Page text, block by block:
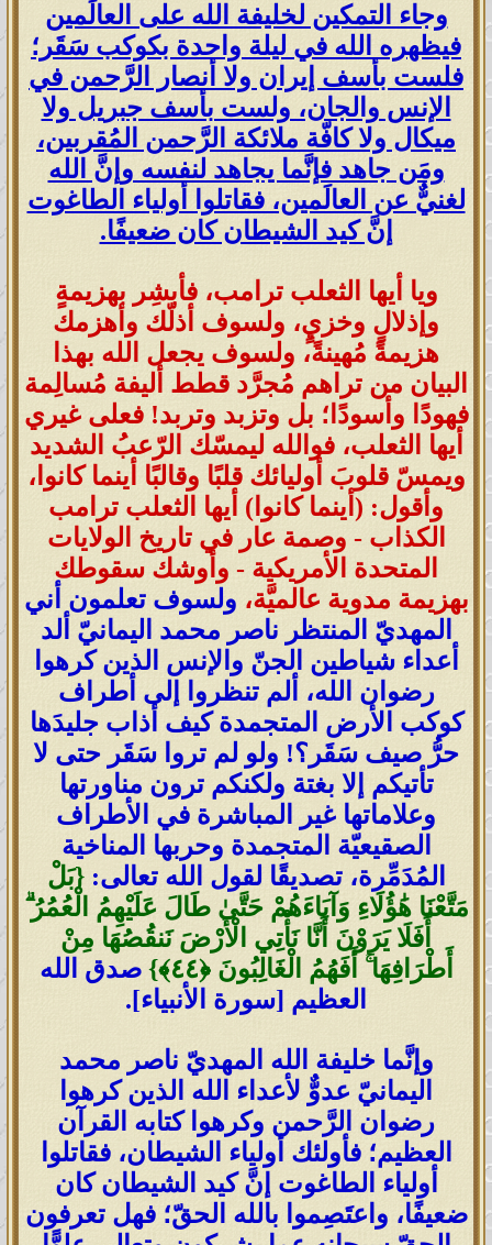
وجاء التمكين لخليفة الله على العالَمين
فيظهره الله في ليلة واحدة بكوكب سَقَر؛
فلست بأسف إيران ولا أنصار الرَّحمن في
الإنس والجان، ولست بأسف جبريل ولا
ميكال ولا كافّة ملائكة الرَّحمن المُقربين،
ومَن جاهد فإنَّما يجاهد لنفسه وإنَّ الله
لغنيٌّ عن العالَمين، فقاتلوا أولياء الطاغوت
إنَّ كيد الشيطان كان ضعيفًا.
ويا أيها الثعلب ترامب، فأبشِر بهزيمةٍ
وإذلالٍ وخزيٍ، ولسوف أذلّك وأهزمك
هزيمةً مُهينةً، ولسوف يجعل الله بهذا
البيان من تراهم مُجرَّد قطط أليفة مُسالِمة
فهودًا وأسودًا؛ بل وتزبد وتربد! فعلى غيري
أيها الثعلب، فوالله ليمسّك الرّعبُ الشديد
ويمسّ قلوبَ أوليائك قلبًا وقالبًا أينما كانوا،
وأقول: (أينما كانوا) أيها الثعلب ترامب
الكذاب - وصمة عار في تاريخ الولايات
المتحدة الأمريكية - وأوشك سقوطك
بهزيمة مدوية عالميَّة، ولسوف تعلمون أني
المهديّ المنتظر ناصر محمد اليمانيّ ألد
أعداء شياطين الجنّ والإنس الذين كرهوا
رضوان الله، ألم تنظروا إلى أطراف
كوكب الأرض المتجمدة كيف أذاب جليدَها
حرُّ صيف سَقَر؟! ولو لم تروا سَقَر حتى لا
تأتيكم إلا بغتة ولكنكم ترون مناورتها
وعلاماتها غير المباشرة في الأطراف
الصقيعيّة المتجمدة وحربها المناخية
المُدَمِّرة، تصديقًا لقول الله تعالى:{بَلْ
مَتَّعْنَا هَٰؤُلَاءِ وَآبَاءَهُمْ حَتَّىٰ طَالَ عَلَيْهِمُ الْعُمُرُ ۗ
أَفَلَا يَرَوْنَ أَنَّا نَأْتِي الْأَرْضَ نَنقُصُهَا مِنْ
أَطْرَافِهَا ۚ أَفَهُمُ الْغَالِبُونَ ‎﴿٤٤﴾‏}
صدق الله
العظيم [سورة الأنبياء].
وإنَّما خليفة الله المهديّ ناصر محمد
اليمانيّ عدوٌّ لأعداء الله الذين كرهوا
رضوان الرَّحمن وكرهوا كتابه القرآن
العظيم؛ فأولئك أولياء الشيطان، فقاتلوا
أولياء الطاغوت إنَّ كيد الشيطان كان
ضعيفًا، واعتَصِموا بالله الحقّ؛ فهل تعرفون